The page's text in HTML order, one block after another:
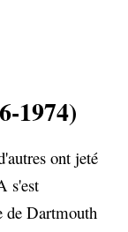
1974)
ont jeté
s'est
de Dartmouth